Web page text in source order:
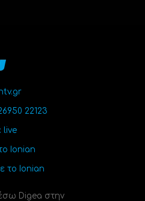
22123
live
Ionian
το Ionian
Digea στην